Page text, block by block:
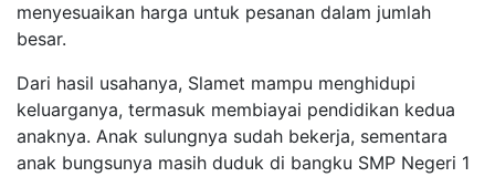
menyesuaikan harga untuk pesanan dalam jumlah
besar.
Dari hasil usahanya, Slamet mampu menghidupi
keluarganya, termasuk membiayai pendidikan kedua
anaknya. Anak sulungnya sudah bekerja, sementara
anak bungsunya masih duduk di bangku SMP Negeri 1